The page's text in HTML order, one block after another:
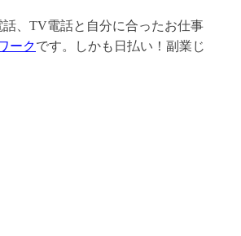
、TV電話と自分に合ったお仕事
ークです。しかも日払い！副業じ